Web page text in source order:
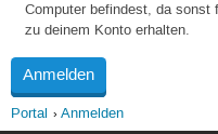
Computer befindest, da sonst
zu deinem Konto erhalten.
Portal Anmelden